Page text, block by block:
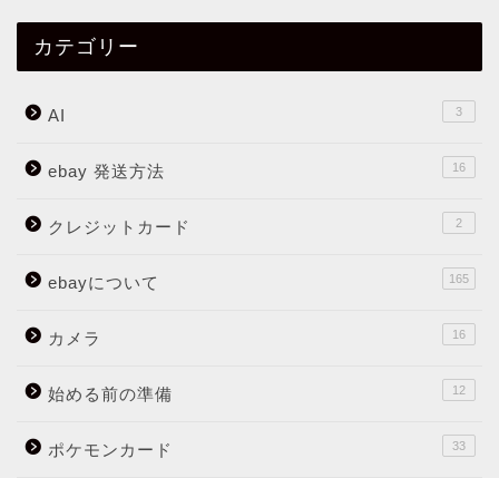
カテゴリー
AI 3
ebay 発送方法 16
クレジットカード 2
ebayについて 165
カメラ 16
始める前の準備 12
ポケモンカード 33